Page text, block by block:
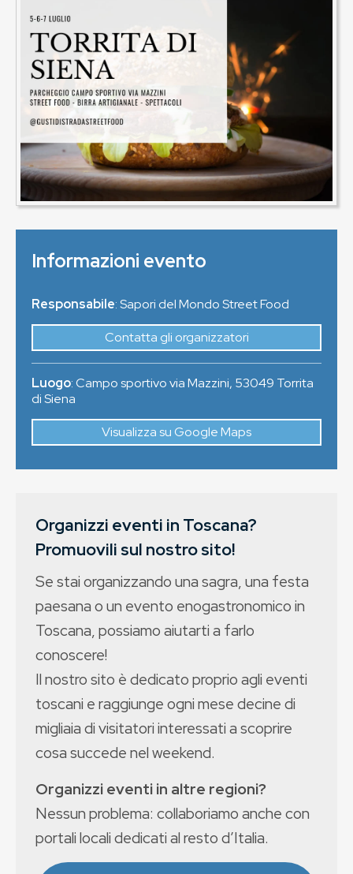
Informazioni evento
Responsabile: Sapori del Mondo Street Food
Contatta gli organizzatori
Luogo:Campo sportivo via Mazzini, 53049 Torrita
di Siena
Visualizza su Google Maps
Organizzi eventi in Toscana?
Promuovili sul nostro sito!
Se stai organizzando una sagra, una festa
paesana o un evento enogastronomico in
Toscana, possiamo aiutarti a farlo
conoscere!
Il nostro sito è dedicato proprio agli eventi
toscani e raggiunge ogni mese decine di
migliaia di visitatori interessati a scoprire
cosa succede nel weekend.
Organizzi eventi in altre regioni?
Nessun problema: collaboriamo anche con
portali locali dedicati al resto d’Italia.